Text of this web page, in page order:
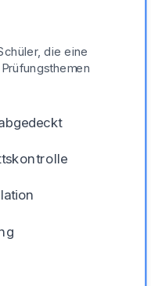
die eine